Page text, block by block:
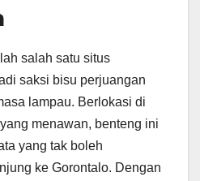
salah satu situs
saksi bisu perjuangan
lampau. Berlokasi di
menawan, benteng ini
yang tak boleh
ke Gorontalo. Dengan